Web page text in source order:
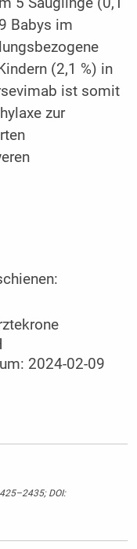
Babys im
(2,1 %) in
ist somit
zur
2024-02-09
DOI: